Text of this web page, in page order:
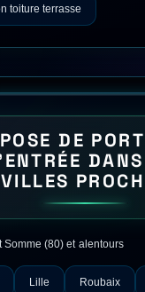
toiture terrasse
POSE DE
VILLES
Somme (80) et alentours
Lille Roubaix